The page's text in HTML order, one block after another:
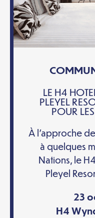
LE H4
PLEYEL
POUR
À l’approche
à quelques
Nations, le
Pleyel
23
H4